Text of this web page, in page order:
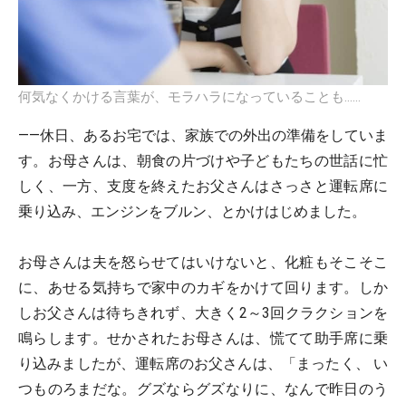
何気なくかける言葉が、モラハラになっていることも……
――休日、あるお宅では、家族での外出の準備をしていま
す。お母さんは、朝食の片づけや子どもたちの世話に忙
しく、一方、支度を終えたお父さんはさっさと運転席に
乗り込み、エンジンをブルン、とかけはじめました。
お母さんは夫を怒らせてはいけないと、化粧もそこそこ
に、あせる気持ちで家中のカギをかけて回ります。しか
しお父さんは待ちきれず、大きく2～3回クラクションを
鳴らします。せかされたお母さんは、慌てて助手席に乗
り込みましたが、運転席のお父さんは、「まったく、 い
つものろまだな。グズならグズなりに、なんで昨日のう